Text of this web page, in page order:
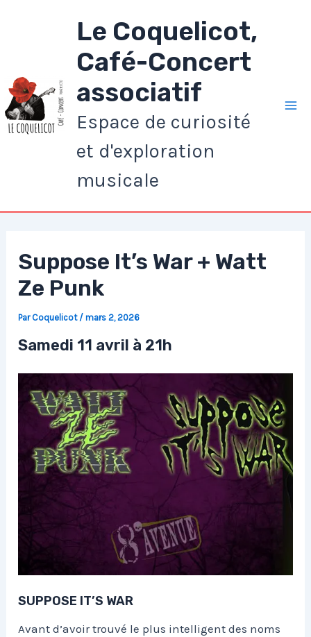
Le Coquelicot,
Café-Concert
associatif
Espace de curiosité
et d'exploration
musicale
Suppose It’s War + Watt
Ze Punk
Par Coquelicot /mars 2, 2026
Samedi 11 avril à 21h
SUPPOSE IT’S WAR
Avant d’avoir trouvé le plus intelligent des noms